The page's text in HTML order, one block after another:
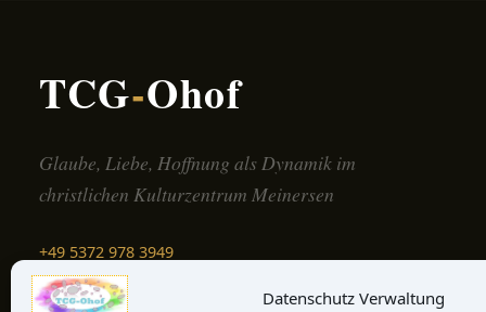
Datenschutz Verwaltung
TCG-Ohof
Glaube, Liebe, Hoffnung als Dynamik im
christlichen Kulturzentrum Meinersen
+49 5372 978 3949
Schreib uns →
Auf der Karte finden →